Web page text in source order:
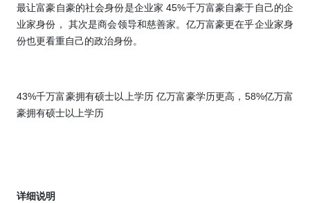
最让富豪自豪的社会身份是企业家45%千万富豪自豪于自己的企
业家身份， 其次是商会领导和慈善家。亿万富豪更在乎企业家身
份也更看重自己的政治身份。
43%千万富豪拥有硕士以上学历 亿万富豪学历更高， 58%亿万富
豪拥有硕士以上学历
详细说明